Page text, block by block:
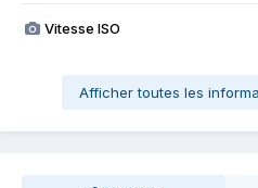
Vitesse ISO
Afficher toutes les